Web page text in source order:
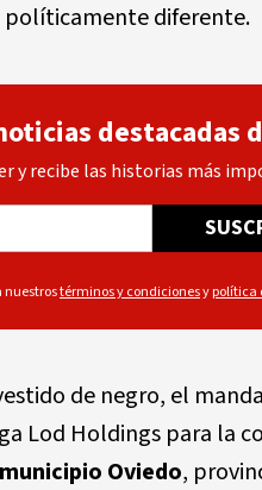
políticamente diferente.
destacadas
y recibe las historias más
nuestrostérminos y condicionesypolítica
de negro, el
Lod Holdings para la
Oviedo,